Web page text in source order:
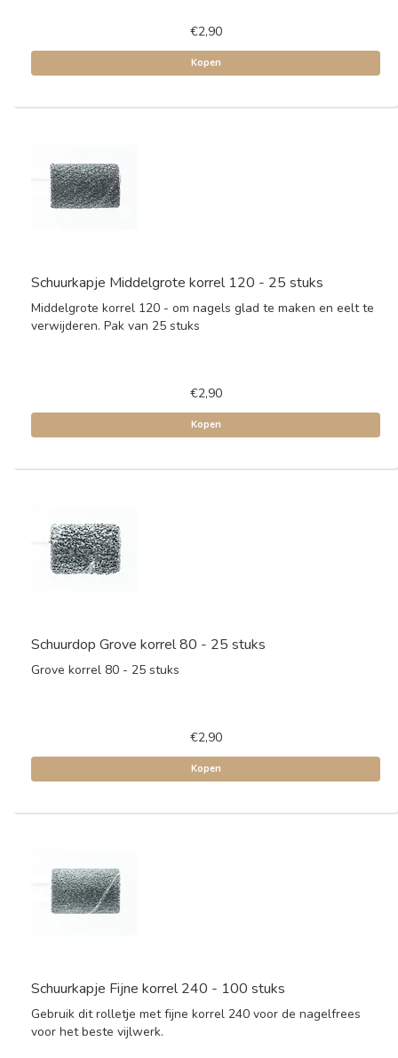
€2,90
Kopen
Schuurkapje Middelgrote korrel 120 - 25 stuks
Middelgrote korrel 120 - om nagels glad te maken en eelt te
verwijderen. Pak van 25 stuks
€2,90
Kopen
Schuurdop Grove korrel 80 - 25 stuks
Grove korrel 80 - 25 stuks
€2,90
Kopen
Schuurkapje Fijne korrel 240 - 100 stuks
Gebruik dit rolletje met fijne korrel 240 voor de nagelfrees
voor het beste vijlwerk.